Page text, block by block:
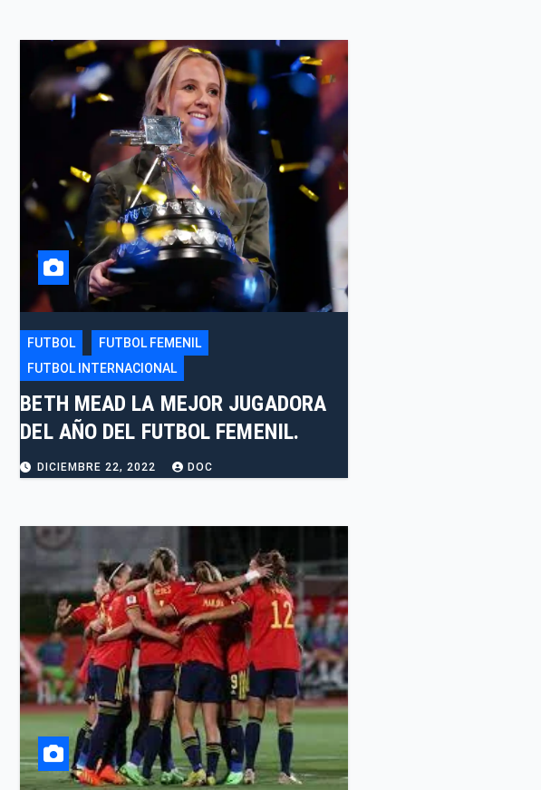
FUTBOL
FUTBOL FEMENIL
FUTBOL INTERNACIONAL
BETH MEAD LA MEJOR JUGADORA
DEL AÑO DEL FUTBOL FEMENIL.
DICIEMBRE 22, 2022 DOC